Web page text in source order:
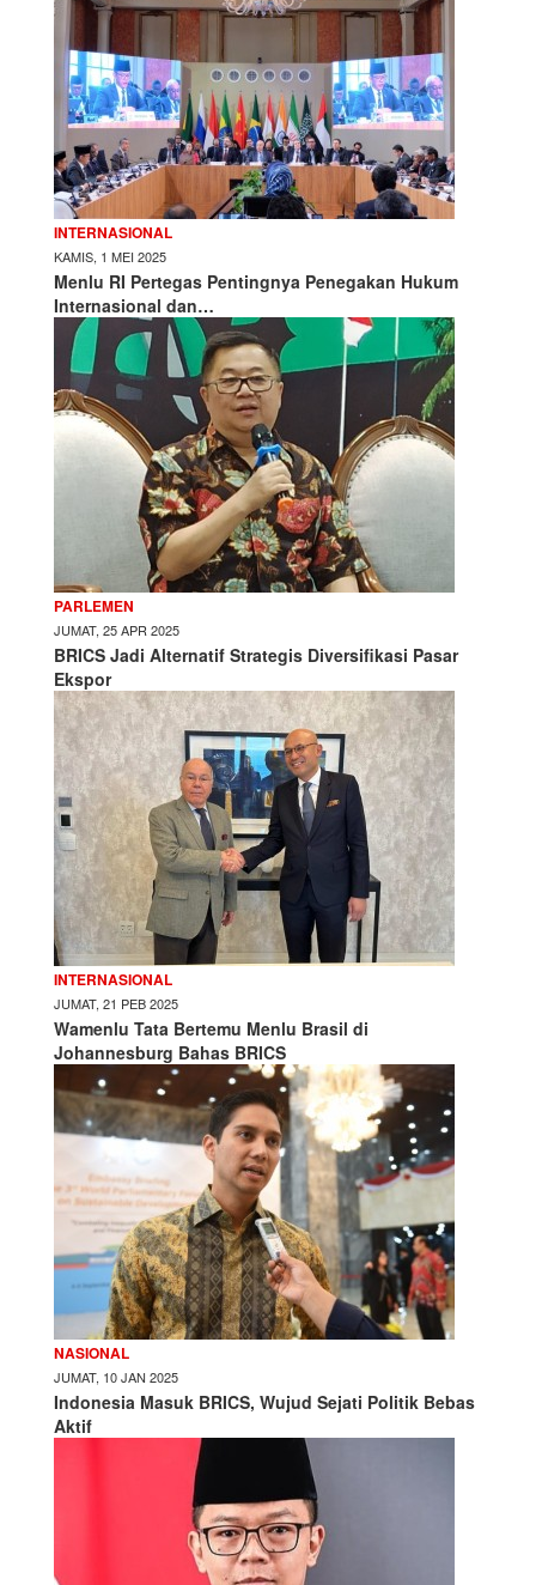
INTERNASIONAL
KAMIS, 1 MEI 2025
Menlu RI Pertegas Pentingnya Penegakan Hukum
Internasional dan…
PARLEMEN
JUMAT, 25 APR 2025
BRICS Jadi Alternatif Strategis Diversifikasi Pasar
Ekspor
INTERNASIONAL
JUMAT, 21 PEB 2025
Wamenlu Tata Bertemu Menlu Brasil di
Johannesburg Bahas BRICS
NASIONAL
JUMAT, 10 JAN 2025
Indonesia Masuk BRICS, Wujud Sejati Politik Bebas
Aktif